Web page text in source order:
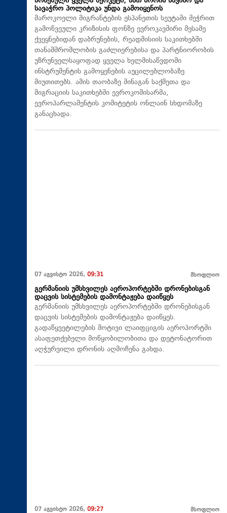
სავაჭრო პოლიტიკა უნდა გამოიყენოს
მაროკოელი მიგრანტების ესპანეთის სეუტაში შეჭრით
გამოწვეული კრიზისის ფონზე ევროკავშირი მესამე
ქვეყნებიდან დაბრუნების, რეადმისიის საკითხებში
თანამშრომლობის გაძლიერებისა და პარტნიორობის
უზრუნველსაყოფად ყველა ხელმისაწვდომი
ინსტრუმენტის გამოყენების აუცილებლობაზე
მიუთითებს. ამის თაობაზე შინაგან საქმეთა და
მიგრაციის საკითხებში ევროკომისარმა,
ევროპარლამენტის კომიტეტის ონლაინ სხდომაზე
განაცხადა.
07 აგვისტო 2026, 09:31 მსოფლიო
გერმანიის უმსხვილეს აეროპორტებში დრონებისგან
დაცვის სისტემების დამონტაჟება დაიწყეს
გერმანიის უმსხვილეს აეროპორტებში დრონებისგან
დაცვის სისტემების დამონტაჟება დაიწყეს.
გადაწყვეტილების მოტივი ლაიფციგის აეროპორტში
ასაფეთქებელი მოწყობილობითა და დეტონატორით
აღჭურვილი დრონის აღმოჩენა გახდა.
07 აგვისტო 2026, 09:27 მსოფლიო